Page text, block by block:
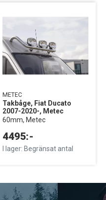
METEC
Takbåge, Fiat Ducato
2007-2020-, Metec
60mm, Metec
4495:-
I lager: Begränsat antal